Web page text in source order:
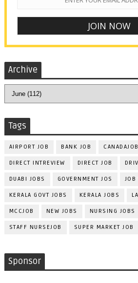
Archive
Tags
AIRPORT JOB BANK JOB CANADAJOB
DIRECT INTREVIEW DIRECT JOB
DUABI JOBS GOVERNMENT JOS
KERALA GOVT JOBS KERALA JOBS
MCCJOB NEW JOBS NURSING JOBS
STAFF NURSEJOB SUPER MARKET JOB
Sponsor